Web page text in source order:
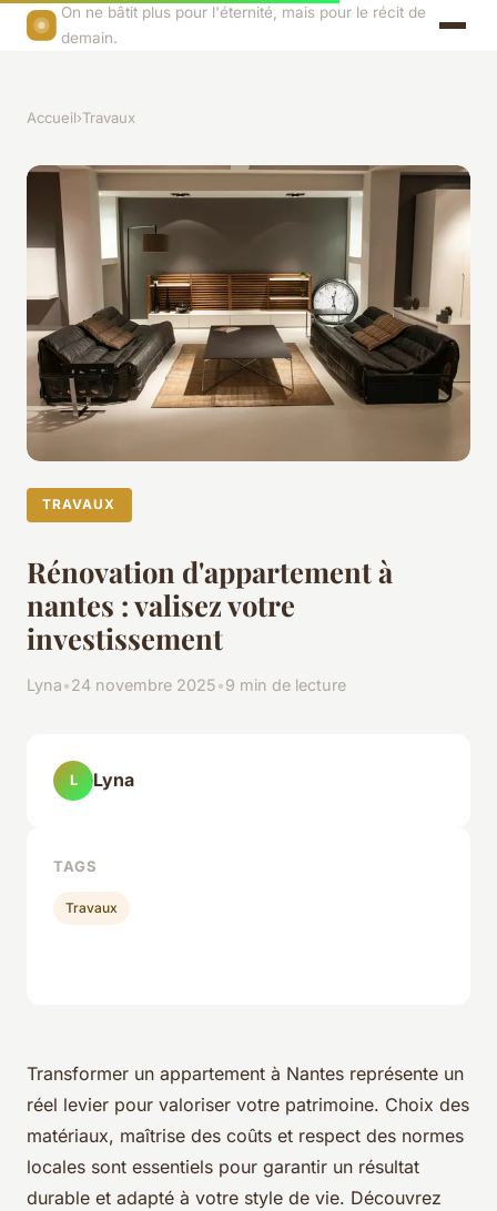
On ne bâtit plus pour l'éternité, mais pour le récit de
demain.
Accueil›Travaux
TRAVAUX
Rénovation d'appartement à
nantes : valisez votre
investissement
Lyna•24 novembre 2025•9 min de lecture
Transformer un appartement à Nantes représente un
réel levier pour valoriser votre patrimoine. Choix des
matériaux, maîtrise des coûts et respect des normes
locales sont essentiels pour garantir un résultat
durable et adapté à votre style de vie. Découvrez
L Lyna
TAGS
Travaux